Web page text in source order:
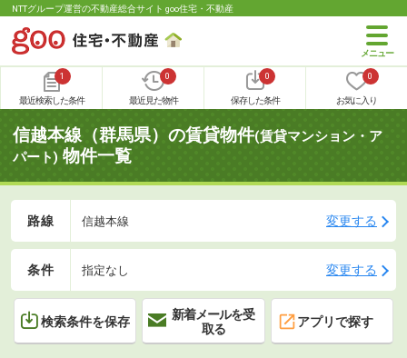
NTTグループ運営の不動産総合サイト goo住宅・不動産
1
最近検索した条件
0
最近見た物件
0
保存した条件
0
お気に入り
信越本線（群馬県）の賃貸物件(賃貸マンション・ア
パート) 物件一覧
路線 信越本線 変更する
条件 指定なし 変更する
検索条件を保存
新着メールを受
取る
アプリで探す